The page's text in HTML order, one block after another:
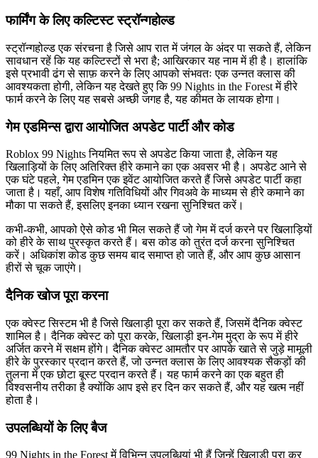
फार्मिंग के लिए कल्टिस्ट स्ट्रॉन्गहोल्ड
स्ट्रॉन्गहोल्ड एक संरचना है जिसे आप रात में जंगल के अंदर पा सकते हैं, लेकिन
सावधान रहें कि यह कल्टिस्टों से भरा है; आखिरकार यह नाम में ही है। हालांकि
इसे प्रभावी ढंग से साफ़ करने के लिए आपको संभवतः एक उन्नत क्लास की
आवश्यकता होगी, लेकिन यह देखते हुए कि 99 Nights in the Forest में हीरे
फार्म करने के लिए यह सबसे अच्छी जगह है, यह कीमत के लायक होगा।
गेम एडमिन्स द्वारा आयोजित अपडेट पार्टी और कोड
Roblox 99 Nights नियमित रूप से अपडेट किया जाता है, लेकिन यह
खिलाड़ियों के लिए अतिरिक्त हीरे कमाने का एक अवसर भी है। अपडेट आने से
एक घंटे पहले, गेम एडमिन एक इवेंट आयोजित करते हैं जिसे अपडेट पार्टी कहा
जाता है। यहाँ, आप विशेष गतिविधियों और गिवअवे के माध्यम से हीरे कमाने का
मौका पा सकते हैं, इसलिए इनका ध्यान रखना सुनिश्चित करें।
कभी-कभी, आपको ऐसे कोड भी मिल सकते हैं जो गेम में दर्ज करने पर खिलाड़ियों
को हीरे के साथ पुरस्कृत करते हैं। बस कोड को तुरंत दर्ज करना सुनिश्चित
करें। अधिकांश कोड कुछ समय बाद समाप्त हो जाते हैं, और आप कुछ आसान
हीरों से चूक जाएंगे।
दैनिक खोज पूरा करना
एक क्वेस्ट सिस्टम भी है जिसे खिलाड़ी पूरा कर सकते हैं, जिसमें दैनिक क्वेस्ट
शामिल है। दैनिक क्वेस्ट को पूरा करके, खिलाड़ी इन-गेम मुद्रा के रूप में हीरे
अर्जित करने में सक्षम होंगे। दैनिक क्वेस्ट आमतौर पर आपके खाते से जुड़े मामूली
हीरे के पुरस्कार प्रदान करते हैं, जो उन्नत क्लास के लिए आवश्यक सैकड़ों की
तुलना में एक छोटा बूस्ट प्रदान करते हैं। यह फार्म करने का एक बहुत ही
विश्वसनीय तरीका है क्योंकि आप इसे हर दिन कर सकते हैं, और यह खत्म नहीं
होता है।
उपलब्धियों के लिए बैज
99 Nights in the Forest में विभिन्न उपलब्धियां भी हैं जिन्हें खिलाड़ी पूरा कर